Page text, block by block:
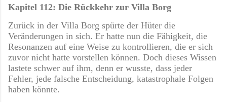
Kapitel 112: Die Rückkehr zur Villa Borg
Zurück in der Villa Borg spürte der Hüter die
Veränderungen in sich. Er hatte nun die Fähigkeit, die
Resonanzen auf eine Weise zu kontrollieren, die er sich
zuvor nicht hatte vorstellen können. Doch dieses Wissen
lastete schwer auf ihm, denn er wusste, dass jeder
Fehler, jede falsche Entscheidung, katastrophale Folgen
haben könnte.